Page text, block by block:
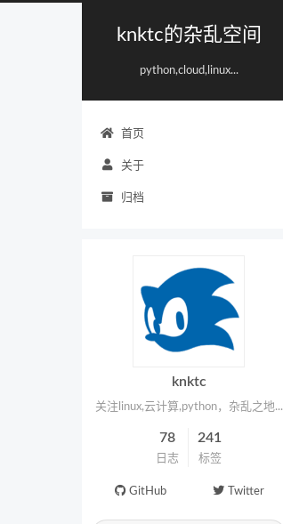
knktc的杂乱空间
python,cloud,linux...
首页
关于
归档
knktc
关注linux,云计算,python，杂乱之地...
78
日志
241
标签
GitHub Twitter